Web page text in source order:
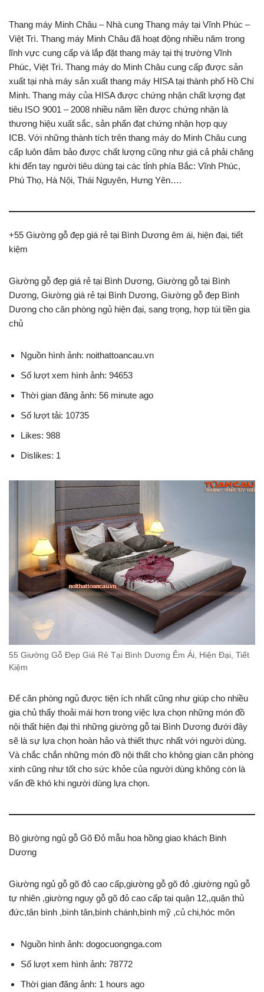
Thang máy Minh Châu – Nhà cung Thang máy tại Vĩnh Phúc –
Việt Trì. Thang máy Minh Châu đã hoạt động nhiều năm trong
lĩnh vực cung cấp và lắp đặt thang máy tại thị trường Vĩnh
Phúc, Việt Trì. Thang máy do Minh Châu cung cấp được sản
xuất tại nhà máy sản xuất thang máy HISA tại thành phố Hồ Chí
Minh. Thang máy của HISA được chứng nhận chất lượng đạt
tiêu ISO 9001 – 2008 nhiều năm liền được chứng nhận là
thương hiệu xuất sắc, sản phẩn đạt chứng nhận hợp quy
ICB. Với những thành tích trên thang máy do Minh Châu cung
cấp luôn đảm bảo được chất lượng cũng như giá cả phải chăng
khi đến tay người tiêu dùng tại các tỉnh phía Bắc: Vĩnh Phúc,
Phú Thọ, Hà Nội, Thái Nguyên, Hưng Yên….
+55 Giường gỗ đẹp giá rẻ tại Bình Dương êm ái, hiện đại, tiết
kiệm
Giường gỗ đẹp giá rẻ tại Bình Dương, Giường gỗ tại Bình
Dương, Giường giá rẻ tại Bình Dương, Giường gỗ đẹp Bình
Dương cho căn phòng ngủ hiện đại, sang trọng, hợp túi tiền gia
chủ
Nguồn hình ảnh: noithattoancau.vn
Số lượt xem hình ảnh: 94653
Thời gian đăng ảnh: 56 minute ago
Số lượt tải: 10735
Likes: 988
Dislikes: 1
55 Giường Gỗ Đẹp Giá Rẻ Tại Bình Dương Êm Ái, Hiện Đại, Tiết
Kiệm
Để căn phòng ngủ được tiện ích nhất cũng như giúp cho nhiều
gia chủ thấy thoải mái hơn trong việc lựa chọn những món đồ
nội thất hiện đại thì những giường gỗ tại Bình Dương đưới đây
sẽ là sự lựa chọn hoàn hảo và thiết thực nhất với người dùng.
Và chắc chắn những món đồ nội thất cho không gian căn phòng
xinh cũng như tốt cho sức khỏe của người dùng không còn là
vấn đề khó khi người dùng lựa chọn.
Bộ giường ngủ gỗ Gõ Đỏ mẫu hoa hồng giao khách Binh
Dương
Giường ngủ gỗ gõ đỏ cao cấp,giường gỗ gõ đỏ ,giường ngủ gỗ
tự nhiên ,giường nguy gỗ gõ đỏ cao cấp tại quận 12,,quận thủ
đức,tân bình ,bình tân,bình chánh,bình mỹ ,củ chi,hóc môn
Nguồn hình ảnh: dogocuongnga.com
Số lượt xem hình ảnh: 78772
Thời gian đăng ảnh: 1 hours ago